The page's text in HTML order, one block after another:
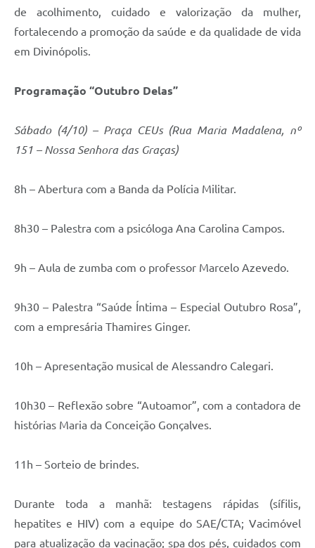
de acolhimento, cuidado e valorização da mulher,
fortalecendo a promoção da saúde e da qualidade de vida
em Divinópolis.
Programação “Outubro Delas”
Sábado (4/10) – Praça CEUs (Rua Maria Madalena, nº
151 – Nossa Senhora das Graças)
8h – Abertura com a Banda da Polícia Militar.
8h30 – Palestra com a psicóloga Ana Carolina Campos.
9h – Aula de zumba com o professor Marcelo Azevedo.
9h30 – Palestra “Saúde Íntima – Especial Outubro Rosa”,
com a empresária Thamires Ginger.
10h – Apresentação musical de Alessandro Calegari.
10h30 – Reflexão sobre “Autoamor”, com a contadora de
histórias Maria da Conceição Gonçalves.
11h – Sorteio de brindes.
Durante toda a manhã: testagens rápidas (sífilis,
hepatites e HIV) com a equipe do SAE/CTA; Vacimóvel
para atualização da vacinação; spa dos pés, cuidados com